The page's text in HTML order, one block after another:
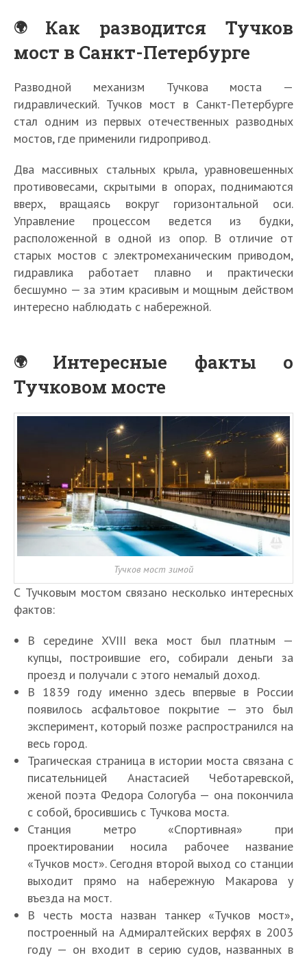
Как разводится Тучков
мост в Санкт-Петербурге
Разводной механизм Тучкова моста —
гидравлический. Тучков мост в Санкт-Петербурге
стал одним из первых отечественных разводных
мостов, где применили гидропривод.
Два массивных стальных крыла, уравновешенных
противовесами, скрытыми в опорах, поднимаются
вверх, вращаясь вокруг горизонтальной оси.
Управление процессом ведется из будки,
расположенной в одной из опор. В отличие от
старых мостов с электромеханическим приводом,
гидравлика работает плавно и практически
бесшумно — за этим красивым и мощным действом
интересно наблюдать с набережной.
Интересные факты о
Тучковом мосте
Тучков мост зимой
С Тучковым мостом связано несколько интересных
фактов:
В середине XVIII века мост был платным —
купцы, построившие его, собирали деньги за
проезд и получали с этого немалый доход.
В 1839 году именно здесь впервые в России
появилось асфальтовое покрытие — это был
эксперимент, который позже распространился на
весь город.
Трагическая страница в истории моста связана с
писательницей Анастасией Чеботаревской,
женой поэта Федора Сологуба — она покончила
с собой, бросившись с Тучкова моста.
Станция метро «Спортивная» при
проектировании носила рабочее название
«Тучков мост». Сегодня второй выход со станции
выходит прямо на набережную Макарова у
въезда на мост.
В честь моста назван танкер «Тучков мост»,
построенный на Адмиралтейских верфях в 2003
году — он входит в серию судов, названных в